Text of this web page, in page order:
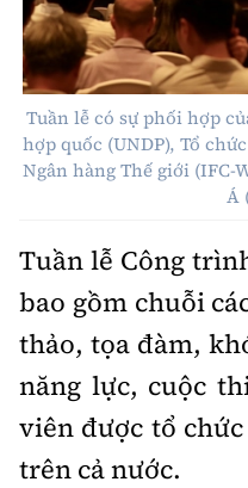
Tuần lễ có sự phối hợp
hợp quốc (UNDP), Tổ
Ngân hàng Thế giới (IFC-
Á
Tuần lễ Công
bao gồm chuỗi
thảo, tọa đàm,
năng lực, cuộc
viên được tổ
trên cả nước.